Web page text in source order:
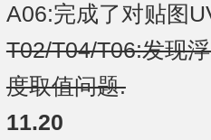
A06:完成了对贴图
T02/T04/T06:发现
度取值问题.
11.20